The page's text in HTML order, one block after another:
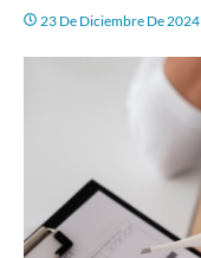
23 De Diciembre De 2024